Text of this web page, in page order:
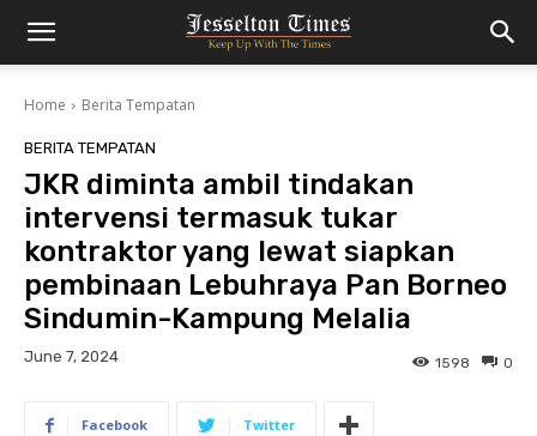
Home Berita Tempatan
BERITA TEMPATAN
JKR diminta ambil tindakan
intervensi termasuk tukar
kontraktor yang lewat siapkan
pembinaan Lebuhraya Pan Borneo
Sindumin-Kampung Melalia
June 7, 2024 0
1598
Facebook Twitter